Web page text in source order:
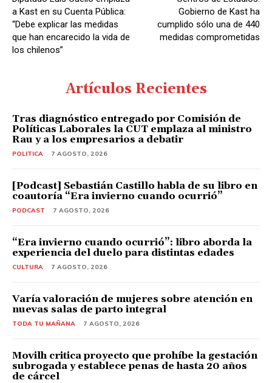
r
d
e
A
o
a Kast en su Cuenta Pública:
“Debe explicar las medidas
que han encarecido la vida de
los chilenos”
Gobierno de Kast ha
cumplido sólo una de 440
medidas comprometidas
Artículos Recientes
Tras diagnóstico entregado por Comisión de
Políticas Laborales la CUT emplaza al ministro
Rau y a los empresarios a debatir
POLITICA 7 AGOSTO, 2026
[Podcast] Sebastián Castillo habla de su libro en
coautoría “Era invierno cuando ocurrió”
PODCAST 7 AGOSTO, 2026
“Era invierno cuando ocurrió”: libro aborda la
experiencia del duelo para distintas edades
CULTURA 7 AGOSTO, 2026
Varía valoración de mujeres sobre atención en
nuevas salas de parto integral
TODA TU MAÑANA 7 AGOSTO, 2026
Movilh critica proyecto que prohíbe la gestación
subrogada y establece penas de hasta 20 años
de cárcel